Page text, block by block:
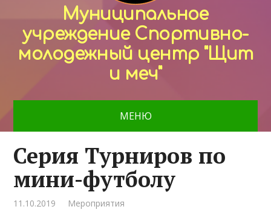
Муниципальное
учреждение Спортивно-
молодежный центр "Щит
и меч"
МЕНЮ
Серия Турниров по
мини-футболу
11.10.2019 Мероприятия